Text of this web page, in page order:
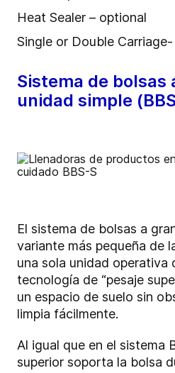
Heat Sealer – optional
Single or Double
Sistema de bolsas
unidad simple
El sistema de bolsas a
variante más pequeña de
una sola unidad operativa
tecnología de “pesaje
un espacio de suelo sin
limpia fácilmente.
Al igual que en el sistema
superior soporta la bolsa